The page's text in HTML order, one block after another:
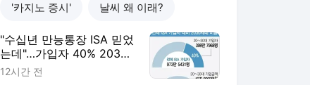
'카지노 증시' 날씨 왜 이래?
"수십년 만능통장 ISA 믿었
는데"…가입자 40% 2030
'부의 사다리' 끊기나
12시간 전